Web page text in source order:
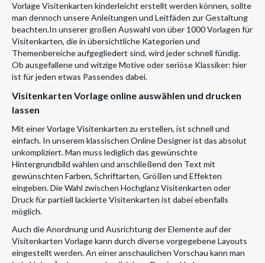
Vorlage Visitenkarten kinderleicht erstellt werden können, sollte
man dennoch unsere Anleitungen und Leitfäden zur Gestaltung
beachten.In unserer großen Auswahl von über 1000 Vorlagen für
Visitenkarten, die in übersichtliche Kategorien und
Themenbereiche aufgegliedert sind, wird jeder schnell fündig.
Ob ausgefallene und witzige Motive oder seriöse Klassiker: hier
ist für jeden etwas Passendes dabei.
Visitenkarten Vorlage online auswählen und drucken
lassen
Mit einer Vorlage Visitenkarten zu erstellen, ist schnell und
einfach. In unserem klassischen Online Designer ist das absolut
unkompliziert. Man muss lediglich das gewünschte
Hintergrundbild wählen und anschließend den Text mit
gewünschten Farben, Schriftarten, Größen und Effekten
eingeben. Die Wahl zwischen Hochglanz Visitenkarten oder
Druck für partiell lackierte Visitenkarten ist dabei ebenfalls
möglich.
Auch die Anordnung und Ausrichtung der Elemente auf der
Visitenkarten Vorlage kann durch diverse vorgegebene Layouts
eingestellt werden. An einer anschaulichen Vorschau kann man